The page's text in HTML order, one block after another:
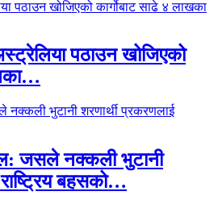
पठाउन खोजिएको
जसले नक्कली भुटानी
बहसको…